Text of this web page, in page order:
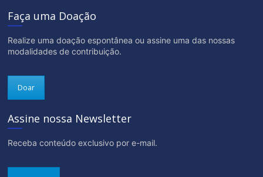
Faça uma Doação
Realize uma doação espontânea ou assine uma das nossas
modalidades de contribuição.
Doar
Assine nossa Newsletter
Receba conteúdo exclusivo por e-mail.